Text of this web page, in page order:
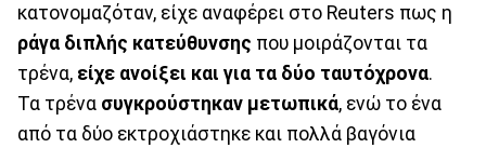
κατονομαζόταν, είχε αναφέρει στο Reuters πως η
ράγα διπλής κατεύθυνσης που μοιράζονται τα
τρένα, είχε ανοίξει και για τα δύο ταυτόχρονα.
Τα τρένα συγκρούστηκαν μετωπικά, ενώ το ένα
από τα δύο εκτροχιάστηκε και πολλά βαγόνια